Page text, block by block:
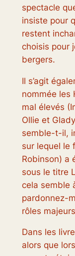
spectacle
insiste pour
restent
choisis pour
bergers.
Il s’agit
nommée les
mal élevés
Ollie et
semble-t-il,
sur lequel le
Robinson) a
sous le titre
cela semble
pardonnez-
rôles
Dans les
alors que